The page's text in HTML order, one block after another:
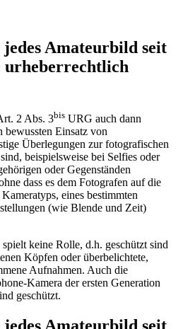
jedes Amateurbild seit
urheberrechtlich
2 Abs. 3bis URG auch dann
bewussten Einsatz von
Überlegungen zur fotografischen
beispielsweise bei Selfies oder
oder Gegenständen
dass es dem Fotografen auf die
eines bestimmten
(wie Blende und Zeit)
keine Rolle, d.h. geschützt sind
Köpfen oder überbelichtete,
Aufnahmen. Auch die
Kamera der ersten Generation
geschützt.